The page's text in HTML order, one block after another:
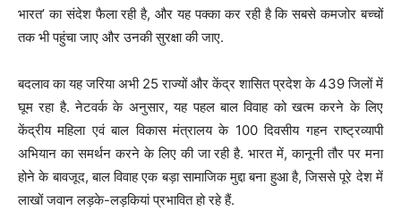
भारत’ का संदेश फैला रही है, और यह पक्का कर रही है कि सबसे कमजोर बच्चों
तक भी पहुंचा जाए और उनकी सुरक्षा की जाए.
बदलाव का यह जरिया अभी 25 राज्यों और केंद्र शासित प्रदेश के 439 जिलों में
घूम रहा है. नेटवर्क के अनुसार, यह पहल बाल विवाह को खत्म करने के लिए
केंद्रीय महिला एवं बाल विकास मंत्रालय के 100 दिवसीय गहन राष्ट्रव्यापी
अभियान का समर्थन करने के लिए की जा रही है. भारत में, कानूनी तौर पर मना
होने के बावजूद, बाल विवाह एक बड़ा सामाजिक मुद्दा बना हुआ है, जिससे पूरे देश में
लाखों जवान लड़के-लड़कियां प्रभावित हो रहे हैं.